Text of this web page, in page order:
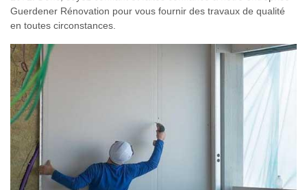
Guerdener Rénovation pour vous fournir des travaux de qualité
en toutes circonstances.